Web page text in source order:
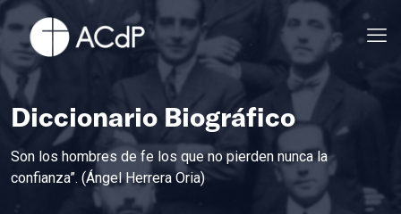
Diccionario Biográfico
Son los hombres de fe los que no pierden nunca la
confianza”. (Ángel Herrera Oria)